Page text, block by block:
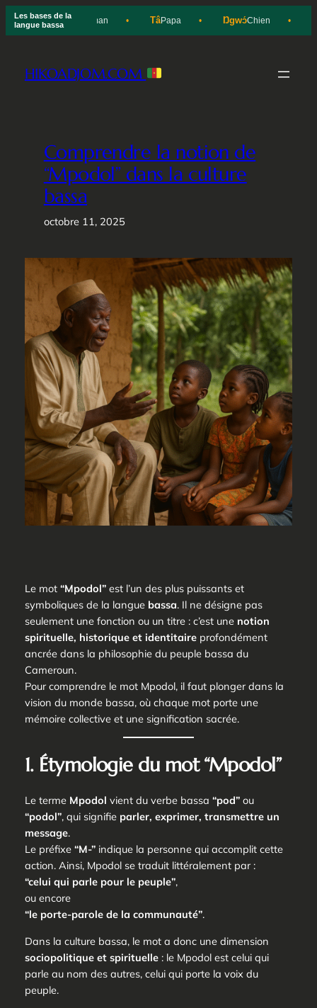
Les bases de la
langue bassa
Eau ÍnīMaman TâPapa Ŋgwɔ́Chien
contenu
HIKOADJOM.COM
Comprendre la notion de
“Mpodol” dans la culture
bassa
octobre 11, 2025
Le mot “Mpodol”est l’un des plus puissants et
symboliques de la langue bassa. Il ne désigne pas
seulement une fonction ou un titre : c’est une notion
spirituelle, historique et identitaireprofondément
ancrée dans la philosophie du peuple bassa du
Cameroun.
Pour comprendre le mot Mpodol, il faut plonger dans la
vision du monde bassa, où chaque mot porte une
mémoire collective et une signification sacrée.
1. Étymologie du mot “Mpodol”
Le terme Mpodol vient du verbe bassa “pod”ou
“podol”, qui signifie parler, exprimer, transmettre un
message.
Le préfixe “M-”indique la personne qui accomplit cette
action. Ainsi, Mpodolse traduit littéralement par :
“celui qui parle pour le peuple”,
ou encore
“le porte-parole de la communauté”.
Dans la culture bassa, le mot a donc une dimension
sociopolitique et spirituelle: le Mpodolest celui qui
parle au nom des autres, celui qui porte la voix du
peuple.